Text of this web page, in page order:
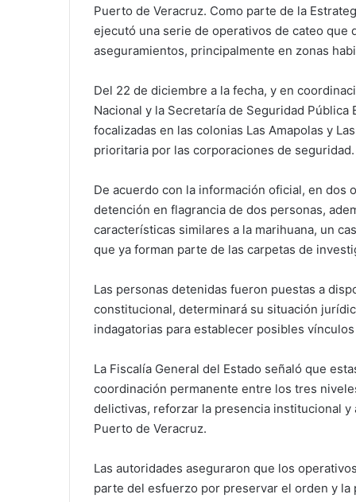
Puerto de Veracruz. Como parte de la
ejecutó una serie de operativos de cateo que
aseguramientos, principalmente en zonas
Del 22 de diciembre a la fecha, y en
Nacional y la Secretaría de Seguridad
focalizadas en las colonias Las Amapolas y
prioritaria por las corporaciones de seguridad.
De acuerdo con la información oficial, en
detención en flagrancia de dos personas,
características similares a la marihuana, un
que ya forman parte de las carpetas de
Las personas detenidas fueron puestas a
constitucional, determinará su situación
indagatorias para establecer posibles
La Fiscalía General del Estado señaló que
coordinación permanente entre los tres
delictivas, reforzar la presencia institucional
Puerto de Veracruz.
Las autoridades aseguraron que los
parte del esfuerzo por preservar el orden y la